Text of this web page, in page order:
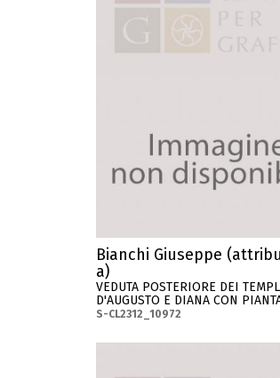
Bianchi Giuseppe
a)
VEDUTA POSTERIORE DEI
D'AUGUSTO E DIANA CON
S-CL2312_10972